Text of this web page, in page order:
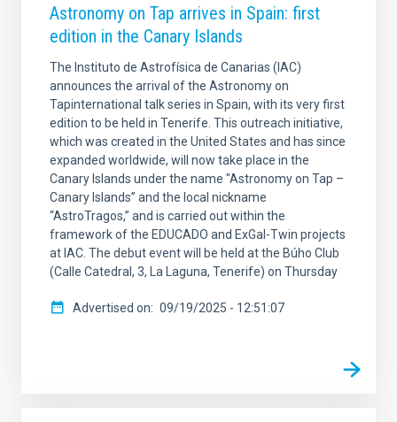
Astronomy on Tap arrives in Spain: first
edition in the Canary Islands
The Instituto de Astrofísica de Canarias (IAC)
announces the arrival of the Astronomy on
Tapinternational talk series in Spain, with its very first
edition to be held in Tenerife. This outreach initiative,
which was created in the United States and has since
expanded worldwide, will now take place in the
Canary Islands under the name "Astronomy on Tap –
Canary Islands” and the local nickname
“AstroTragos,” and is carried out within the
framework of the EDUCADO and ExGal-Twin projects
at IAC. The debut event will be held at the Búho Club
(Calle Catedral, 3, La Laguna, Tenerife) on Thursday
Advertised on 09/19/2025 - 12:51:07